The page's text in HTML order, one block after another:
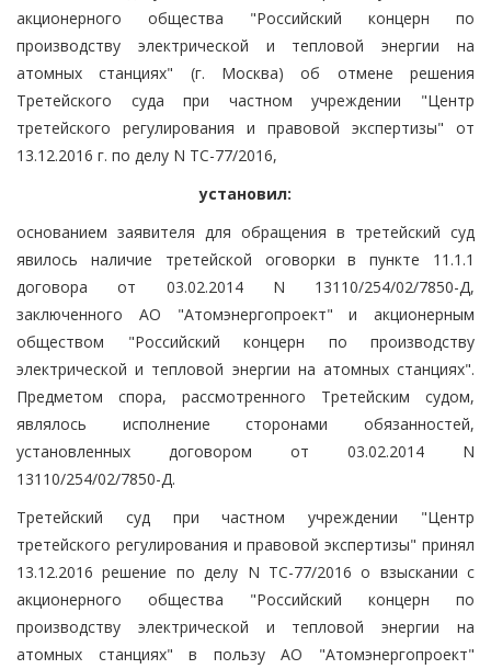
акционерного общества "Российский концерн по
производству электрической и тепловой энергии на
атомных станциях" (г. Москва) об отмене решения
Третейского суда при частном учреждении "Центр
третейского регулирования и правовой экспертизы" от
13.12.2016 г. по делу N ТС-77/2016,
установил:
основанием заявителя для обращения в третейский суд
явилось наличие третейской оговорки в пункте 11.1.1
договора от 03.02.2014 N 13110/254/02/7850-Д,
заключенного АО "Атомэнергопроект" и акционерным
обществом "Российский концерн по производству
электрической и тепловой энергии на атомных станциях".
Предметом спора, рассмотренного Третейским судом,
являлось исполнение сторонами обязанностей,
установленных договором от 03.02.2014 N
13110/254/02/7850-Д.
Третейский суд при частном учреждении "Центр
третейского регулирования и правовой экспертизы" принял
13.12.2016 решение по делу N ТС-77/2016 о взыскании с
акционерного общества "Российский концерн по
производству электрической и тепловой энергии на
атомных станциях" в пользу АО "Атомэнергопроект"